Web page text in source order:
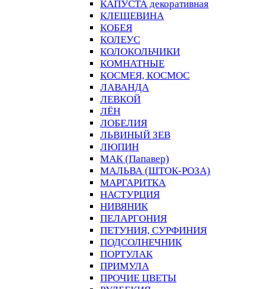
КАПУСТА декоративная
КЛЕЩЕВИНА
КОБЕЯ
КОЛЕУС
КОЛОКОЛЬЧИКИ
КОМНАТНЫЕ
КОСМЕЯ, КОСМОС
ЛАВАНДА
ЛЕВКОЙ
ЛЁН
ЛОБЕЛИЯ
ЛЬВИНЫЙ ЗЕВ
ЛЮПИН
МАК (Папавер)
МАЛЬВА (ШТОК-РОЗА)
МАРГАРИТКА
НАСТУРЦИЯ
НИВЯНИК
ПЕЛАРГОНИЯ
ПЕТУНИЯ, СУРФИНИЯ
ПОДСОЛНЕЧНИК
ПОРТУЛАК
ПРИМУЛА
ПРОЧИЕ ЦВЕТЫ